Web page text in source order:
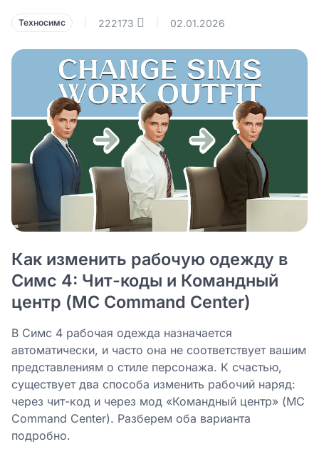
Техносимс 222173 02.01.2026
Как изменить рабочую одежду в
Симс 4: Чит-коды и Командный
центр (MC Command Center)
В Симс 4 рабочая одежда назначается
автоматически, и часто она не соответствует вашим
представлениям о стиле персонажа. К счастью,
существует два способа изменить рабочий наряд:
через чит-код и через мод «Командный центр» (MC
Command Center). Разберем оба варианта
подробно.